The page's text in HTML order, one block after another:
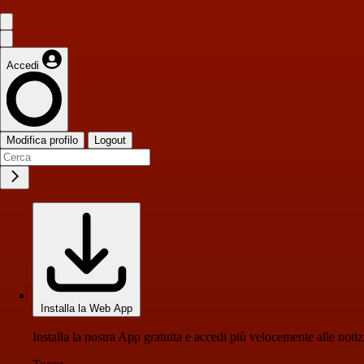
Accedi
Modifica profilo Logout
Installa la Web App
Installa la nostra App gratuita e accedi più velocemente alle